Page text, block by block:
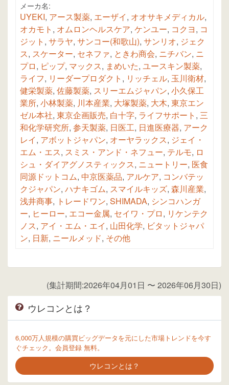
メーカ名:
UYEKI, アース製薬, エーザイ, オオサキメディカル,
オカモト , オムロンヘルスケア, ケンユー, コクヨ, コ
ジット , サラヤ, サンコー(和歌山), サンリオ, ジェク
ス, スケーター, セネファ, ときわ商会, ニチバン, ニ
プロ, ピップ, マックス, まめいた, ユースキン製薬,
ライフ, リーダープロダクト , リッチェル, 玉川衛材,
健栄製薬, 佐藤製薬, スリーエムジャパン, 小久保工
業所, 小林製薬, 川本産業, 大塚製薬, 大木, 東京エン
ゼル本社, 東京企画販売, 白十字, ライフサポート , 三
和化学研究所, 参天製薬, 日医工, 日進医療器, アーク
レイ, アボットジャパン, オーヤラックス, ジェイ・
エム・エス, スミス・アンド・ネフュー, テルモ, ロ
シュ・ダイアグノスティックス, ニュートリー, 医食
同源ドットコム, 中京医薬品, アルケア, コンバテッ
クジャパン, ハナキゴム, スマイルキッズ, 森川産業,
浅井商事, トレードワン, SHIMADA, シンコハンガ
ー, ヒーロー, エコー金属, セイワ・プロ, リケンテク
ノス, アイ・エム・エイ, 山田化学, ビタットジャパ
ン, 日新, ニールメッド, その他
(集計期間:2026年04月01日 〜 2026年06月30日)
ウレコンとは？
6,000万人規模の購買ビッグデータを元にした市場トレンドを今す
ぐチェック。会員登録 無料。
ウレコンとは？